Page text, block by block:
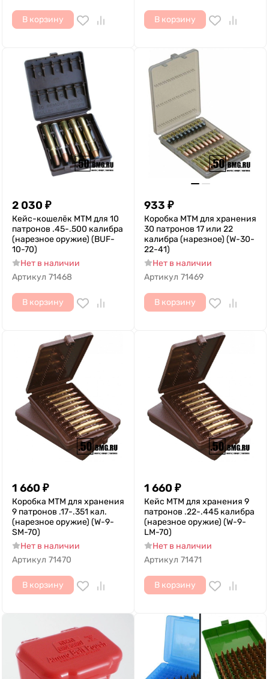
В корзину В корзину
2 030 ₽
Кейс-кошелёк MTM для 10
патронов .45-.500 калибра
(нарезное оружие) (BUF-
10-70)
Нет в наличии
Артикул 71468
В корзину
933 ₽
Коробка MTM для хранения
30 патронов 17 или 22
калибра (нарезное) (W-30-
22-41)
Нет в наличии
Артикул 71469
В корзину
1 660 ₽
Коробка MTM для хранения
9 патронов .17-.351 кал.
(нарезное оружие) (W-9-
SM-70)
Нет в наличии
Артикул 71470
В корзину
1 660 ₽
Кейс MTM для хранения 9
патронов .22-.445 калибра
(нарезное оружие) (W-9-
LM-70)
Нет в наличии
Артикул 71471
В корзину